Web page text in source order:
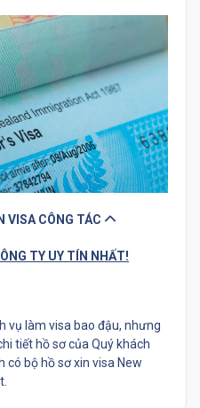
VISA CÔNG TÁC
TY UY TÍN NHẤT!
vụ làm visa bao đậu, nhưng
tiết hồ sơ của Quý khách
có bộ hồ sơ xin visa New